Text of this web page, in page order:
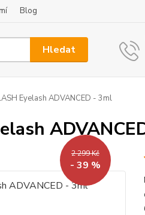
Blog
Hledat
Eyelash ADVANCED - 3ml
2 299 Kč
- 39 %